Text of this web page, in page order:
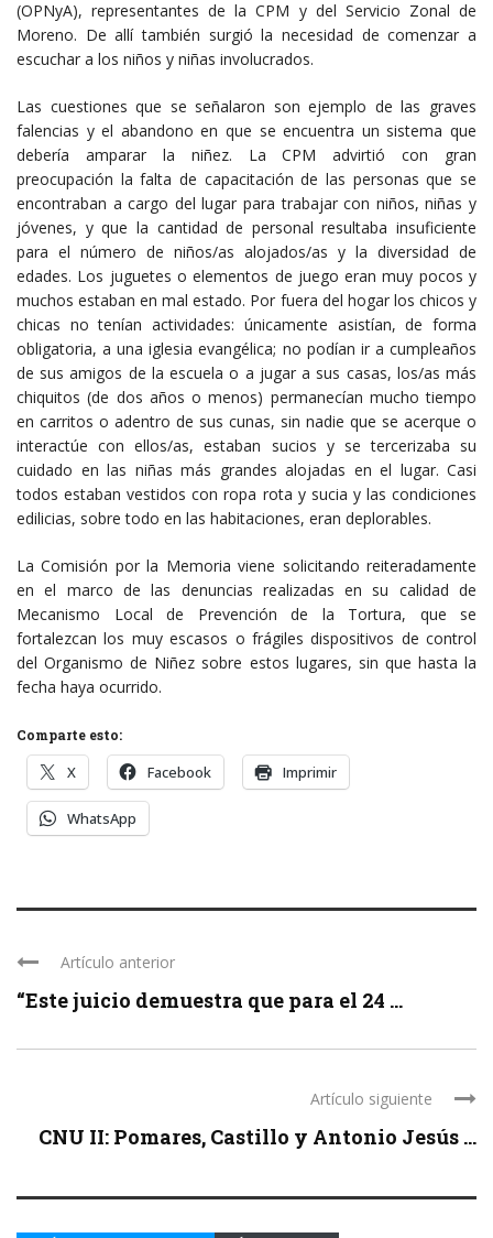
(OPNyA), representantes de la CPM y del Servicio Zonal de
Moreno. De allí también surgió la necesidad de comenzar a
escuchar a los niños y niñas involucrados.
Las cuestiones que se señalaron son ejemplo de las graves
falencias y el abandono en que se encuentra un sistema que
debería amparar la niñez. La CPM advirtió con gran
preocupación la falta de capacitación de las personas que se
encontraban a cargo del lugar para trabajar con niños, niñas y
jóvenes, y que la cantidad de personal resultaba insuficiente
para el número de niños/as alojados/as y la diversidad de
edades. Los juguetes o elementos de juego eran muy pocos y
muchos estaban en mal estado. Por fuera del hogar los chicos y
chicas no tenían actividades: únicamente asistían, de forma
obligatoria, a una iglesia evangélica; no podían ir a cumpleaños
de sus amigos de la escuela o a jugar a sus casas, los/as más
chiquitos (de dos años o menos) permanecían mucho tiempo
en carritos o adentro de sus cunas, sin nadie que se acerque o
interactúe con ellos/as, estaban sucios y se tercerizaba su
cuidado en las niñas más grandes alojadas en el lugar. Casi
todos estaban vestidos con ropa rota y sucia y las condiciones
edilicias, sobre todo en las habitaciones, eran deplorables.
La Comisión por la Memoria viene solicitando reiteradamente
en el marco de las denuncias realizadas en su calidad de
Mecanismo Local de Prevención de la Tortura, que se
fortalezcan los muy escasos o frágiles dispositivos de control
del Organismo de Niñez sobre estos lugares, sin que hasta la
fecha haya ocurrido.
Comparte esto:
X Facebook Imprimir
WhatsApp
Artículo anterior
“Este juicio demuestra que para el 24 ...
Artículo siguiente
CNU II: Pomares, Castillo y Antonio Jesús ...